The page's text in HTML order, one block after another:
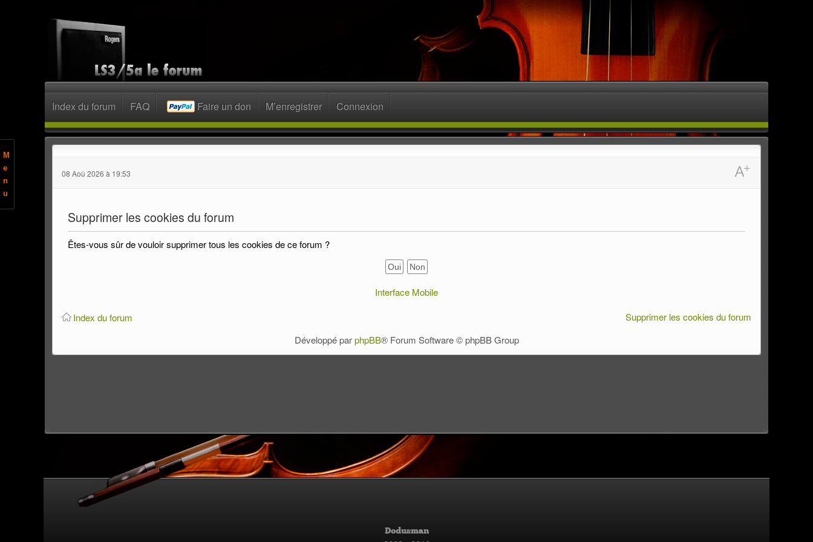
M
e
n
u
Index du forum FAQ Faire un don M’enregistrer Connexion
08 Aoû 2026 à 19:53
Supprimer les cookies du forum
Êtes-vous sûr de vouloir supprimer tous les cookies de ce forum ?
Interface Mobile
Index du forum
Supprimer les cookies du forum
Développé parphpBB® Forum Software © phpBB Group